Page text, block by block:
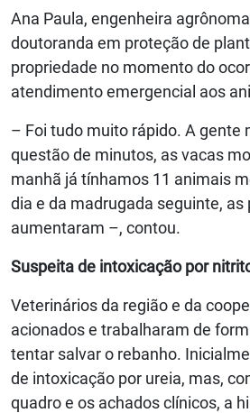
Ana Paula, engenheira
doutoranda em proteção de
propriedade no momento do
atendimento emergencial aos
– Foi tudo muito rápido. A gente
questão de minutos, as vacas
manhã já tínhamos 11 animais
dia e da madrugada seguinte, as
aumentaram –, contou.
Suspeita de intoxicação por
Veterinários da região e da
acionados e trabalharam de
tentar salvar o rebanho.
de intoxicação por ureia, mas,
quadro e os achados clínicos, a